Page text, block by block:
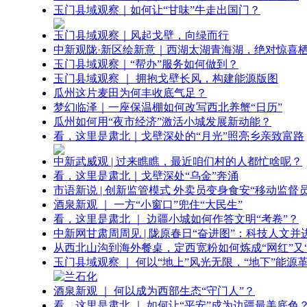
玉门县域观察｜如何让“甘味”牛走出国门？
玉门县域观察｜风起戈壁，向绿而行
中新观陇·新区绘新意｜西湖太湖青海湖，绝对惊喜
玉门县域观察｜“帮办”服务如何做到？
玉门县域观察 ｜ 拥抱戈壁长风，构建能源版图
瓜州这片麦田为何丰收底气足？
梦幻临泽｜一座保温棚如何改写西北养蟹“日历”
瓜州如何用“夜市经济”激活小城发展新动能？
看，这里是肃北｜戈壁深处的“月光”照亮乡亲致富路
中新武威观 | 过来瞧瞧，最近咱们村的人都忙啥呢？
看，这里是肃北｜戈壁深处“乌金”奔涌
市语新说 | 创新监管模式 外卖员变身食安“移动监督
酒泉新观 ｜ 一方“小窗口”兜住“大民生”
看，这里是肃北 ｜ 边疆小城如何作答文明“考卷”？
中新网甘肃周周见 | 陇原春日“奋进图”：科技人文并
从西北山沟到海外餐桌，定西宽粉如何炼成“网红”又
玉门县域观察 ｜ 何以“地上”风光无限，“地下”能源
酒泉新观 ｜ 何以成为西部生态“守门人”？